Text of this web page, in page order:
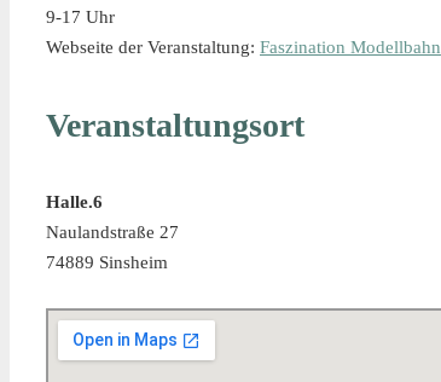
9-17 Uhr
Webseite der Veranstaltung: Faszination Modellbahn
Veranstaltungsort
Halle.6
Naulandstraße 27
74889 Sinsheim